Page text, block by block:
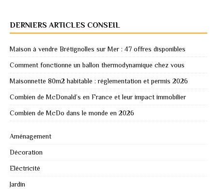
DERNIERS ARTICLES CONSEIL
Maison à vendre Brétignolles sur Mer : 47 offres disponibles
Comment fonctionne un ballon thermodynamique chez vous
Maisonnette 80m2 habitable : réglementation et permis 2026
Combien de McDonald’s en France et leur impact immobilier
Combien de McDo dans le monde en 2026
Aménagement
Décoration
Eléctricité
Jardin